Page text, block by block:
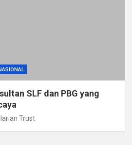
SLF dan PBG yang
Trust